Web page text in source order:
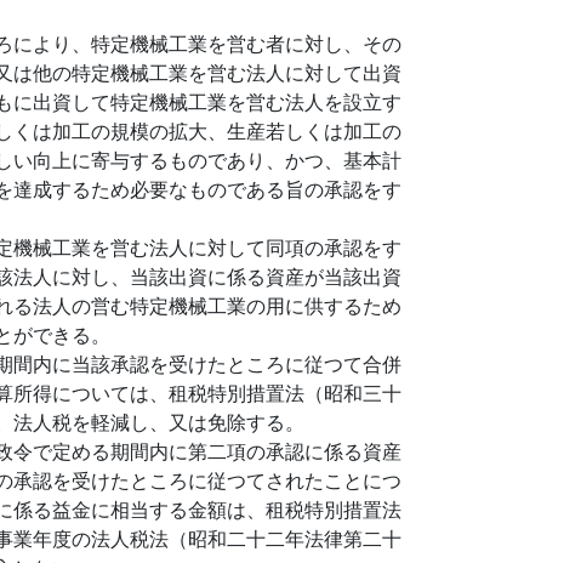
により、特定機械工業を営む者に対し、その
他の特定機械工業を営む法人に対して出資
に出資して特定機械工業を営む法人を設立す
くは加工の規模の拡大、生産若しくは加工の
向上に寄与するものであり、かつ、基本計
成するため必要なものである旨の承認をす
械工業を営む法人に対して同項の承認をす
人に対し、当該出資に係る資産が当該出資
法人の営む特定機械工業の用に供するため
できる。
内に当該承認を受けたところに従つて合併
所得については、租税特別措置法（昭和三十
人税を軽減し、又は免除する。
で定める期間内に第二項の承認に係る資産
認を受けたところに従つてされたことにつ
係る益金に相当する金額は、租税特別措置法
年度の法人税法（昭和二十二年法律第二十